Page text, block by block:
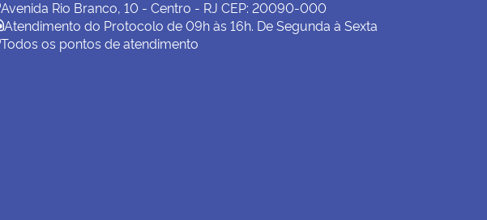
06/05/2026 00:00:00
Leiloeiros públicos: prazos e obrigações anuais
Avenida Rio Branco, 10 - Centro - RJ CEP: 20090-000
Atendimento do Protocolo de 09h às 16h. De Segunda à Sexta
Todos os pontos de atendimento